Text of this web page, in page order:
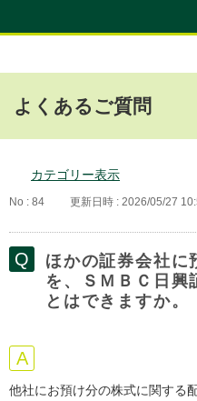
よくあるご質問
カテゴリー表示
No : 84 更新日時 : 2026/05/27
ほかの証券会社に
を、ＳＭＢＣ日興
とはできますか。
他社にお預け分の株式に関する